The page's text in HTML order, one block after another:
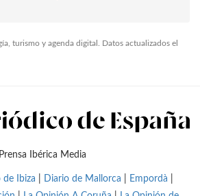
turismo y agenda digital. Datos actualizados el
Ibérica Media
de Ibiza Diario de Mallorca Empordà